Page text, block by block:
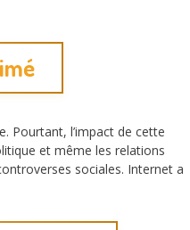
Pourtant, l’impact de cette
et même les relations
sociales. Internet a